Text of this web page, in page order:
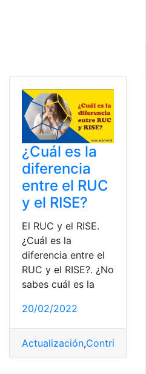
¿Cuál es la
diferencia
entre el RUC
y el RISE?
El RUC y el RISE.
¿Cuál es la
diferencia entre el
RUC y el RISE?. ¿No
sabes cuál es la
20/02/2022
Actualización,Contribuyente